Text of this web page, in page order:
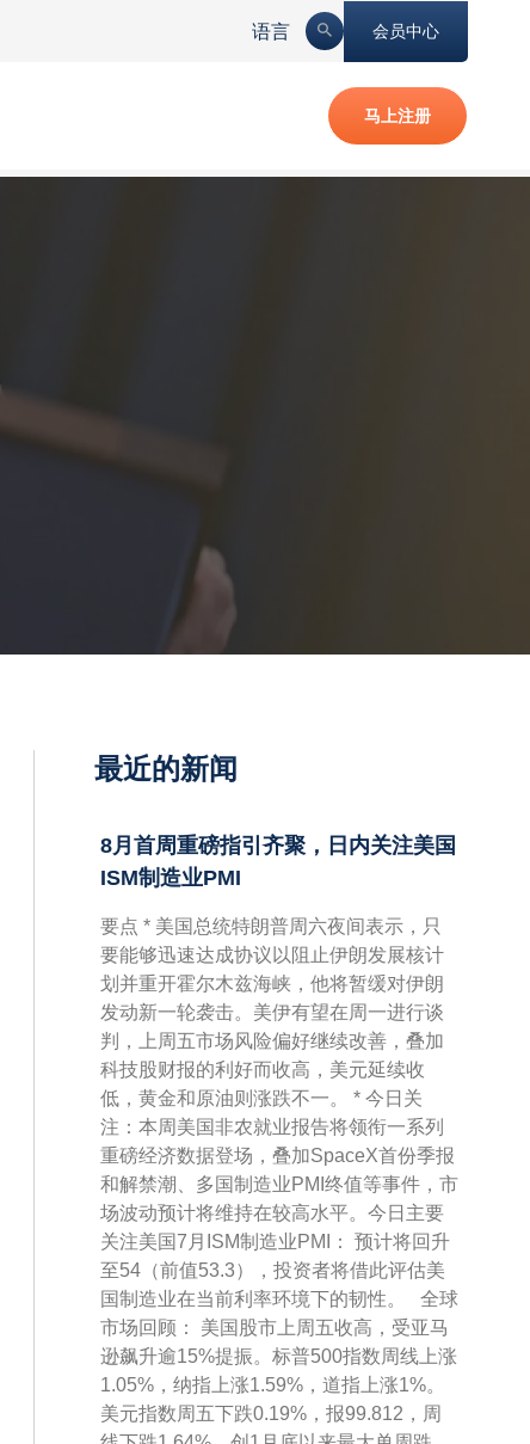
语言 会员中心
马上注册
最近的新闻
8月首周重磅指引齐聚，日内关注美国
ISM制造业PMI
要点 * 美国总统特朗普周六夜间表示，只
要能够迅速达成协议以阻止伊朗发展核计
划并重开霍尔木兹海峡，他将暂缓对伊朗
发动新一轮袭击。美伊有望在周一进行谈
判，上周五市场风险偏好继续改善，叠加
科技股财报的利好而收高，美元延续收
低，黄金和原油则涨跌不一。 * 今日关
注：本周美国非农就业报告将领衔一系列
重磅经济数据登场，叠加SpaceX首份季报
和解禁潮、多国制造业PMI终值等事件，市
场波动预计将维持在较高水平。今日主要
关注美国7月ISM制造业PMI： 预计将回升
至54（前值53.3），投资者将借此评估美
国制造业在当前利率环境下的韧性。 全球
市场回顾： 美国股市上周五收高，受亚马
逊飙升逾15%提振。标普500指数周线上涨
1.05%，纳指上涨1.59%，道指上涨1%。
美元指数周五下跌0.19%，报99.812，周